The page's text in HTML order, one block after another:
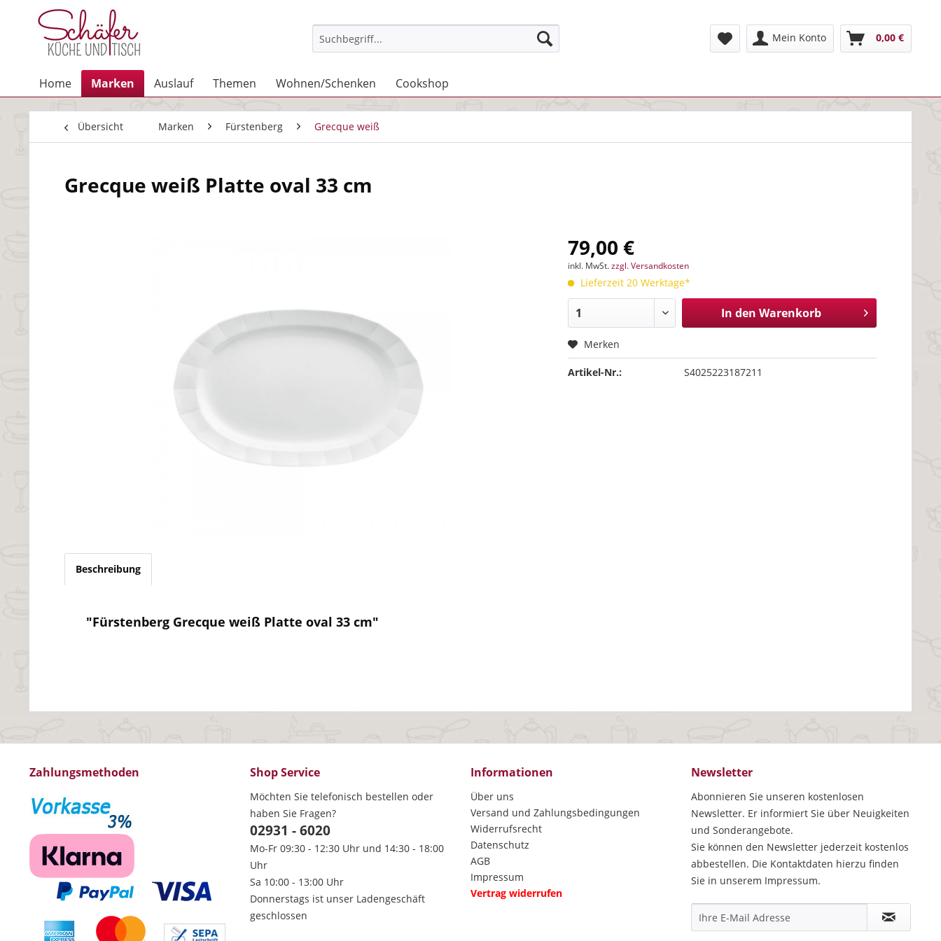
Mein Konto 0,00 €
Home Marken Auslauf Themen Wohnen/Schenken Cookshop
Übersicht Marken Fürstenberg Grecque weiß
Grecque weiß Platte oval 33 cm
79,00 €
inkl. MwSt.zzgl. Versandkosten
Lieferzeit 20 Werktage*
In den Warenkorb
Merken
Artikel-Nr.: S4025223187211
Beschreibung
"Fürstenberg Grecque weiß Platte oval 33 cm"
Zahlungsmethoden Shop Service
Möchten Sie telefonisch bestellen oder
haben Sie Fragen?
02931 - 6020
Mo-Fr 09:30 - 12:30 Uhr und 14:30 - 18:00
Uhr
Sa 10:00 - 13:00 Uhr
Donnerstags ist unser Ladengeschäft
geschlossen
Informationen
Über uns
Versand und Zahlungsbedingungen
Widerrufsrecht
Datenschutz
AGB
Impressum
Vertrag widerrufen
Newsletter
Abonnieren Sie unseren kostenlosen
Newsletter. Er informiert Sie über Neuigkeiten
und Sonderangebote.
Sie können den Newsletter jederzeit kostenlos
abbestellen. Die Kontaktdaten hierzu finden
Sie in unserem Impressum.